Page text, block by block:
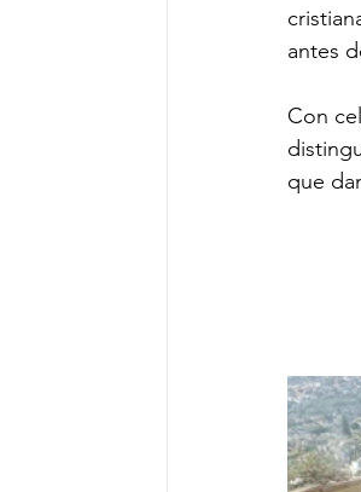
antes
Con
que